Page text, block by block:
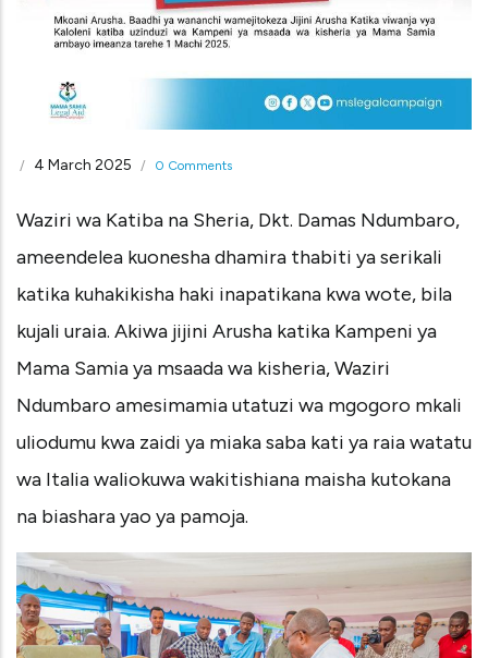
/ 4 March 2025 / 0 Comments
Waziri wa Katiba na Sheria, Dkt. Damas Ndumbaro,
ameendelea kuonesha dhamira thabiti ya serikali
katika kuhakikisha haki inapatikana kwa wote, bila
kujali uraia. Akiwa jijini Arusha katika Kampeni ya
Mama Samia ya msaada wa kisheria, Waziri
Ndumbaro amesimamia utatuzi wa mgogoro mkali
uliodumu kwa zaidi ya miaka saba kati ya raia watatu
wa Italia waliokuwa wakitishiana maisha kutokana
na biashara yao ya pamoja.